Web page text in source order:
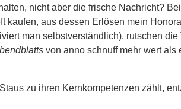
nicht aber die frische Nachricht? Bei
kaufen, aus dessen Erlösen mein
man selbstverständlich), rutschen
von anno schnuff mehr wert
zu ihren Kernkompetenzen zählt,